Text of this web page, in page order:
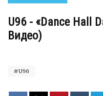
U96 - «Dance Hall
Видео)
U96